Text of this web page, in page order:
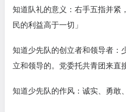
知道队礼的意义：右手五指并紧
民的利益高于一切」
知道少先队的创立者和领导者：
立和领导的。党委托共青团来直
知道少先队的作风：诚实、勇敢